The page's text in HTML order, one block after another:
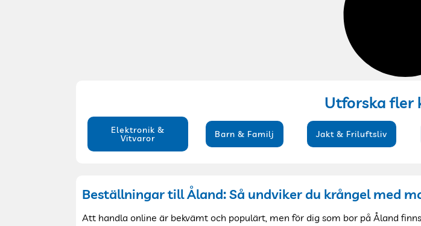
Utforska fler
Elektronik &
Vitvaror Barn & Familj Jakt & Friluftsliv
Beställningar till Åland: Så undviker du krångel med
Att handla online är bekvämt och populärt, men för dig som bor på Åland